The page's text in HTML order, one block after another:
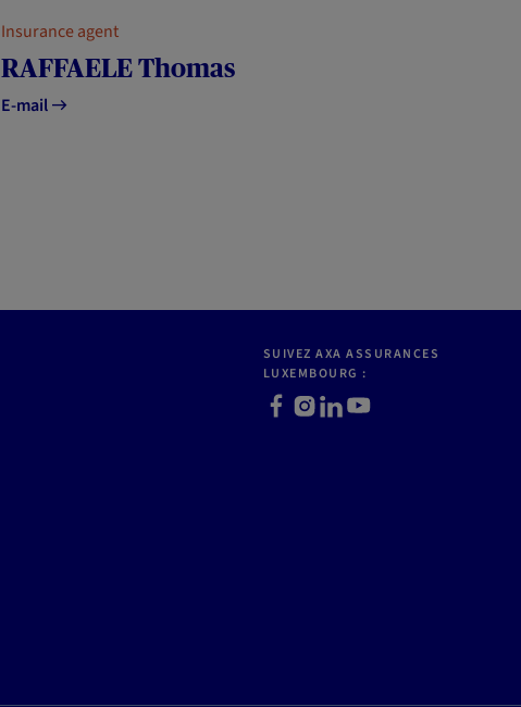
Insurance agent
RAFFAELE Thomas
E-mail
SUIVEZ AXA ASSURANCES
LUXEMBOURG :
Facebook
Instagram
LinkedIn
Youtube